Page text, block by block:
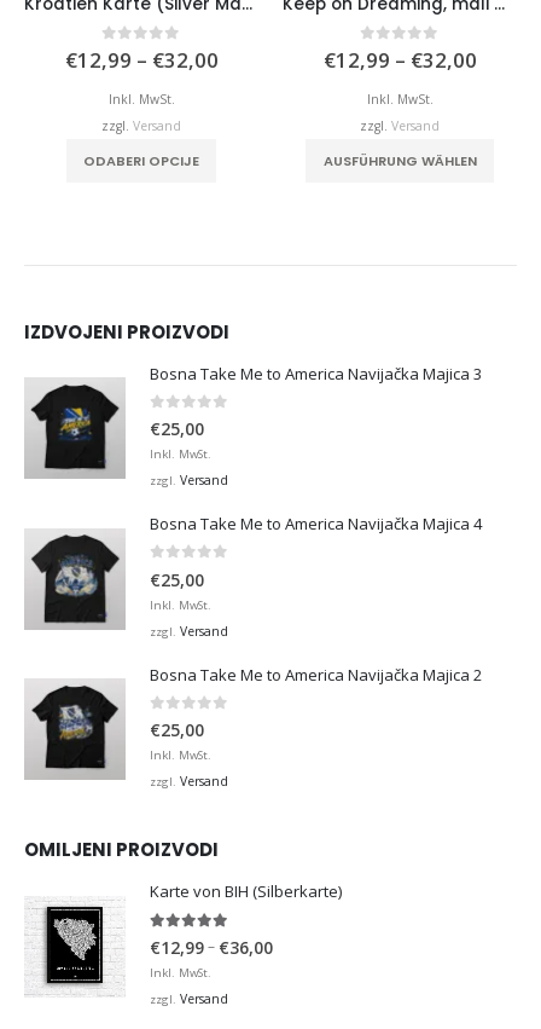
Kroatien Karte (Silver Map)
32,00Preisspanne:
€12,99
€32,00
Dieses Produkt weist mehrere Varianten auf. Die Optionen können auf der Produktseite gewählt werden
Keep on Dreaming, mali moj princ
0
€12,99 32,00Preisspanne:
€12,99
€32,00
AUSFÜHRUNG WÄHLEN
Dieses Produkt weist mehrere Varianten auf. Die Optionen können auf der Produktseite gewählt werden
5.00
€12,99
ODABERI
IZDVOJENI PROIZVODI
Bosna Take Me to America Navijačka Majica 3
0 von 5
€25,00
Inkl. MwSt.
zzgl. Versand
Bosna Take Me to America Navijačka Majica 4
€25,00
Inkl. MwSt.
zzgl. Versand
Bosna Take Me to America Navijačka Majica 2
0 von 5
€25,00
Inkl. MwSt.
zzgl. Versand
OMILJENI PROIZVODI
Karte von BIH (Silberkarte)
€12,99– €36,00Preisspanne:
Inkl. MwSt.
zzgl. Versand